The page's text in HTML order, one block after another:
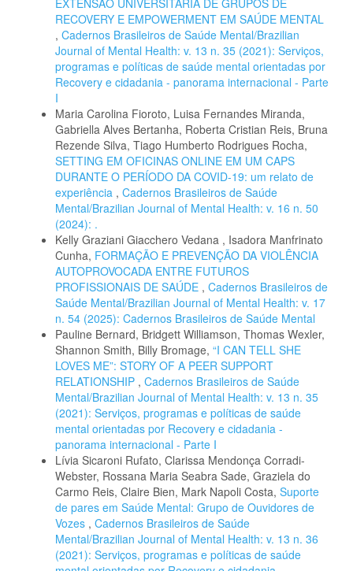
RECOVERY E EMPOWERMENT EM SAÚDE MENTAL
, Cadernos Brasileiros de Saúde Mental/Brazilian
Journal of Mental Health: v. 13 n. 35 (2021): Serviços,
programas e políticas de saúde mental orientadas por
Recovery e cidadania - panorama internacional - Parte
I
Maria Carolina Fioroto, Luisa Fernandes Miranda,
Gabriella Alves Bertanha, Roberta Cristian Reis, Bruna
Rezende Silva, Tiago Humberto Rodrigues Rocha,
SETTING EM OFICINAS ONLINE EM UM CAPS
DURANTE O PERÍODO DA COVID-19: um relato de
experiência , Cadernos Brasileiros de Saúde
Mental/Brazilian Journal of Mental Health: v. 16 n. 50
(2024): .
Kelly Graziani Giacchero Vedana , Isadora Manfrinato
Cunha, FORMAÇÃO E PREVENÇÃO DA VIOLÊNCIA
AUTOPROVOCADA ENTRE FUTUROS
PROFISSIONAIS DE SAÚDE , Cadernos Brasileiros de
Saúde Mental/Brazilian Journal of Mental Health: v. 17
n. 54 (2025): Cadernos Brasileiros de Saúde Mental
Pauline Bernard, Bridgett Williamson, Thomas Wexler,
Shannon Smith, Billy Bromage, “I CAN TELL SHE
LOVES ME”: STORY OF A PEER SUPPORT
RELATIONSHIP , Cadernos Brasileiros de Saúde
Mental/Brazilian Journal of Mental Health: v. 13 n. 35
(2021): Serviços, programas e políticas de saúde
mental orientadas por Recovery e cidadania -
panorama internacional - Parte I
Lívia Sicaroni Rufato, Clarissa Mendonça Corradi-
Webster, Rossana Maria Seabra Sade, Graziela do
Carmo Reis, Claire Bien, Mark Napoli Costa, Suporte
de pares em Saúde Mental: Grupo de Ouvidores de
Vozes , Cadernos Brasileiros de Saúde
Mental/Brazilian Journal of Mental Health: v. 13 n. 36
(2021): Serviços, programas e políticas de saúde